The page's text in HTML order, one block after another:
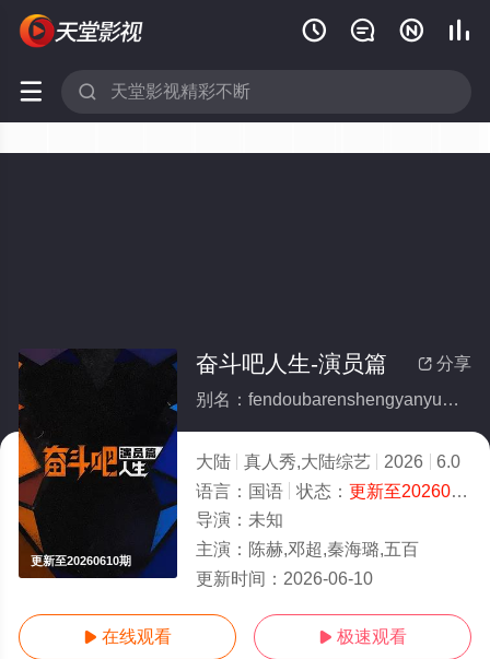
   
 
更新至20260610期
 分享
奋斗吧人生-演员篇
别名：fendoubarenshengyanyuanpian
大陆 真人秀,大陆综艺 2026
6.0
语言： 国语 状态： 更新至20260610期
导演： 未知
主演： 陈赫,邓超,秦海璐,五百
更新时间： 2026-06-10
 在线观看  极速观看